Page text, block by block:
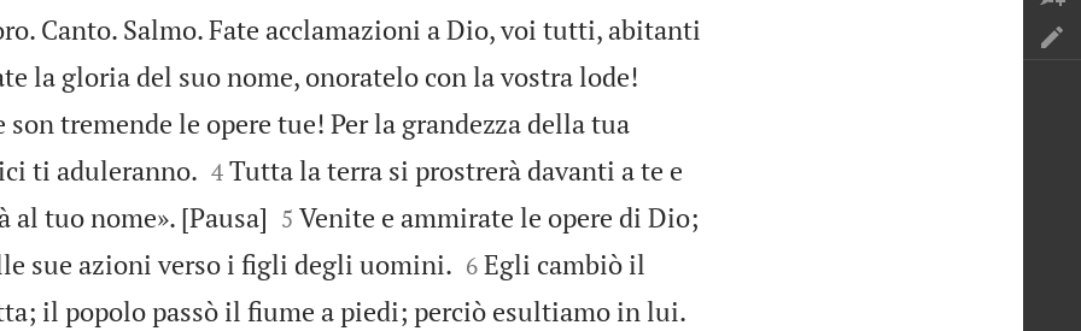
Canto. Salmo. Fate acclamazioni a Dio, voi tutti, abitanti
la gloria del suo nome, onoratelo con la vostra lode!
son tremende le opere tue! Per la grandezza della tua
ti aduleranno.
4 Tutta la terra si prostrerà davanti a te e
al tuo nome». [Pausa] 

5 Venite e ammirate le opere di Dio;
sue azioni verso i figli degli uomini.
6 Egli cambiò il
il popolo passò il fiume a piedi; perciò esultiamo in lui.